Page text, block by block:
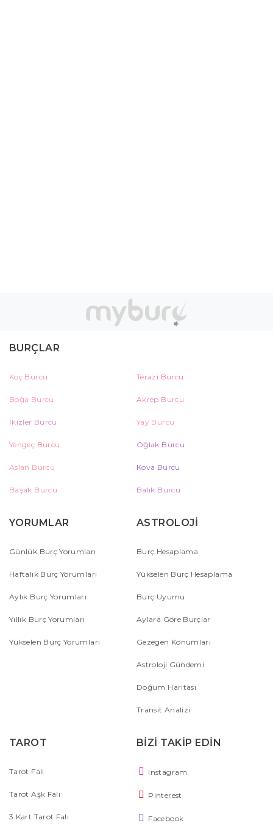
BURÇLAR
Koç Burcu Terazi Burcu
Boğa Burcu Akrep Burcu
İkizler Burcu Yay Burcu
Yengeç Burcu Oğlak Burcu
Aslan Burcu Kova Burcu
Başak Burcu Balık Burcu
YORUMLAR
Günlük Burç Yorumları
Haftalık Burç Yorumları
Aylık Burç Yorumları
Yıllık Burç Yorumları
Yükselen Burç Yorumları
ASTROLOJİ
Burç Hesaplama
Yükselen Burç Hesaplama
Burç Uyumu
Aylara Göre Burçlar
Gezegen Konumları
Astroloji Gündemi
Doğum Haritası
Transit Analizi
TAROT
Tarot Falı
Tarot Aşk Falı
3 Kart Tarot Falı
BİZİ TAKİP EDİN
Instagram
Pinterest
Facebook